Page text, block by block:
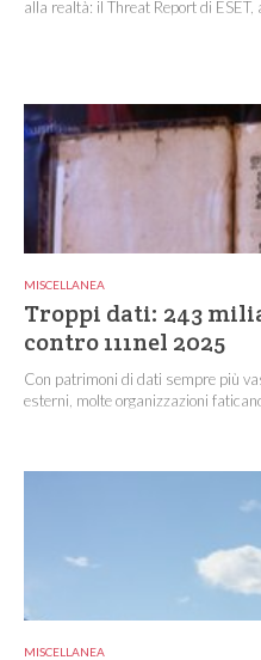
alla realtà: il Threat Report di ESET,
MISCELLANEA
Troppi dati: 243
contro 111nel 2025
Con patrimoni di dati sempre più
esterni, molte organizzazioni faticano
MISCELLANEA